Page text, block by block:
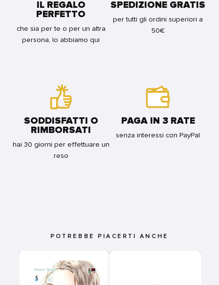
IL REGALO
PERFETTO
che sia per te o per un altra
persona, lo abbiamo qui
SPEDIZIONE GRATIS
per tutti gli ordini superiori a
50€
SODDISFATTI O
RIMBORSATI
hai 30 giorni per effettuare un
reso
PAGA IN 3 RATE
senza interessi con PayPal
POTREBBE PIACERTI ANCHE